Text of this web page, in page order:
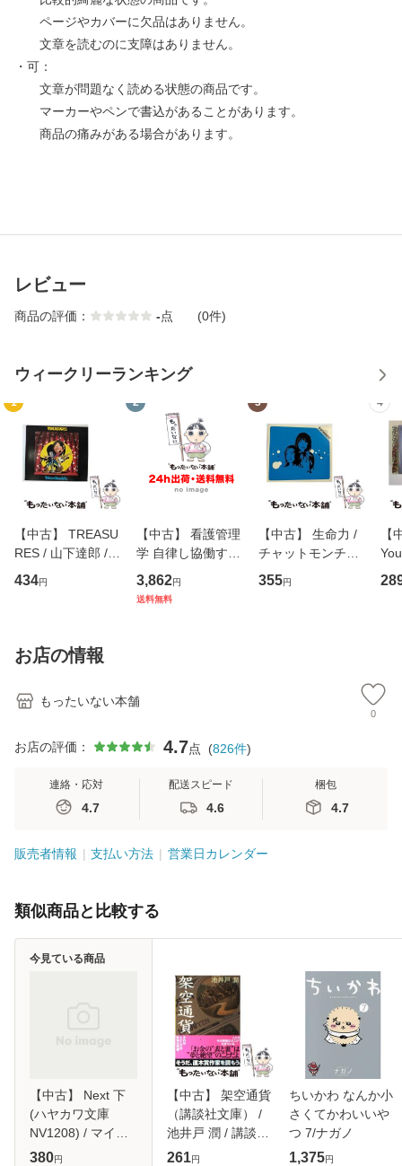
ページやカバーに欠品はありません。
文章を読むのに支障はありません。
・可：
文章が問題なく読める状態の商品です。
マーカーやペンで書込があることがあります。
商品の痛みがある場合があります。
レビュー
商品の評価： -点 (0件)
ウィークリーランキング
1
【中古】 TREASU
RES / 山下達郎 /
イーストウエス
ト・ジャパン [CD]
434円
2
【中古】 看護管理
学 自律し協働する
専門職の看護マネ
ジメントスキル 改
3,862円
送料無料
3
【中古】 生命力 /
チャットモンチー /
キューンレコード
[CD]【メール便送
355円
4
【
のが
お店の情報
もったいない本舗
0
お店の評価： 4.7点 (826件)
連絡・応対
4.7
配送スピード
4.6
梱包
4.7
販売者情報 支払い方法 営業日カレンダー
類似商品と比較する
【中古】 Next 下
(ハヤカワ文庫
NV1208) / マイク
ル・クライトン、
380円
今見ている商品
【中古】 架空通貨
（講談社文庫） /
池井戸 潤 / 講談社
[文庫]【メール便送
261円
ちいかわ なんか小
さくてかわいいや
つ 7/ナガノ
1,375円